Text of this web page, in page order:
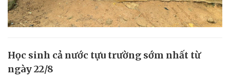
Học sinh cả nước tựu trường sớm nhất từ
ngày 22/8